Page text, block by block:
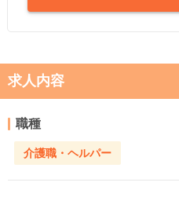
求人内容
職種
介護職・ヘルパー